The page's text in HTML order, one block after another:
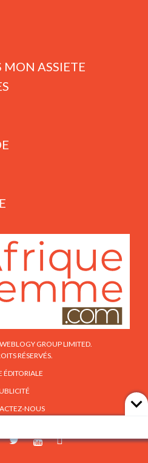
MON ASSIETE
GROUP LIMITED.
RÉSERVÉS.
ÉDITORIALE
NOUS